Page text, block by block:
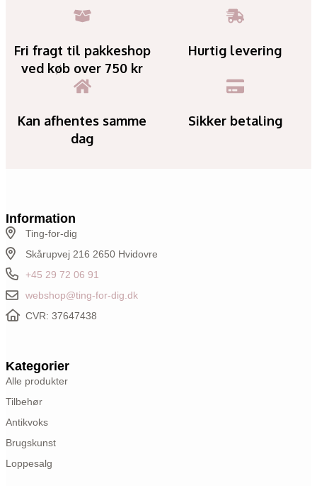
Fri fragt til pakkeshop
ved køb over 750 kr
Hurtig levering
Kan afhentes samme
dag
Sikker betaling
Information
Ting-for-dig
Skårupvej 216 2650 Hvidovre
+45 29 72 06 91
webshop@ting-for-dig.dk
CVR: 37647438
Kategorier
Alle produkter
Tilbehør
Antikvoks
Brugskunst
Loppesalg